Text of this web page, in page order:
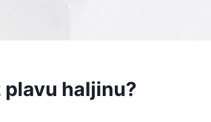
plavu haljinu?